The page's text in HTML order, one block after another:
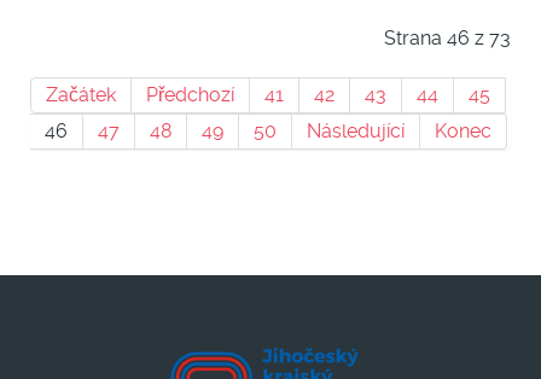
Strana 46 z 73
Začátek Předchozí 41 42 43 44
45
46
47 48 49 50 Následující Konec